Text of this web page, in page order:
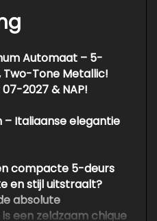
Automaat – 5-
Tone Metallic!
2027 & NAP!
– Italiaanse elegantie
compacte 5-deurs
en stijl uitstraalt?
absolute
is een zeldzaam chique